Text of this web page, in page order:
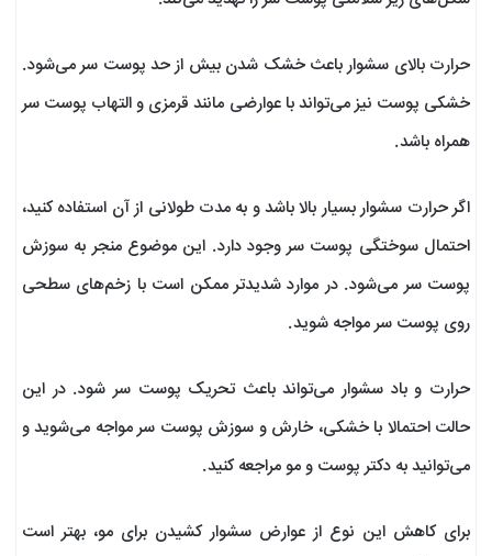
حرارت بالای سشوار باعث خشک شدن بیش از حد پوست سر می‌شود.
خشکی پوست نیز می‌تواند با عوارضی مانند قرمزی و التهاب پوست سر
همراه باشد.
اگر حرارت سشوار بسیار بالا باشد و به مدت طولانی از آن استفاده کنید،
احتمال سوختگی پوست سر وجود دارد. این موضوع منجر به سوزش
پوست سر می‌شود. در موارد شدیدتر ممکن است با زخم‌های سطحی
روی پوست سر مواجه شوید.
حرارت و باد سشوار می‌تواند باعث تحریک پوست سر شود. در این
حالت احتمالا با خشکی، خارش و سوزش پوست سر مواجه می‌شوید و
می‌توانید به دکتر پوست و مو مراجعه کنید.
برای کاهش این نوع از عوارض سشوار کشیدن برای مو، بهتر است